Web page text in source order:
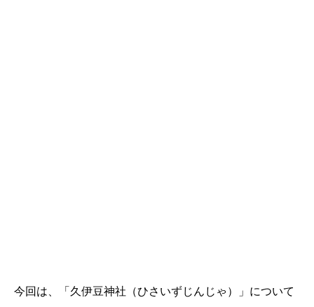
今回は、「久伊豆神社（ひさいずじんじゃ）」について